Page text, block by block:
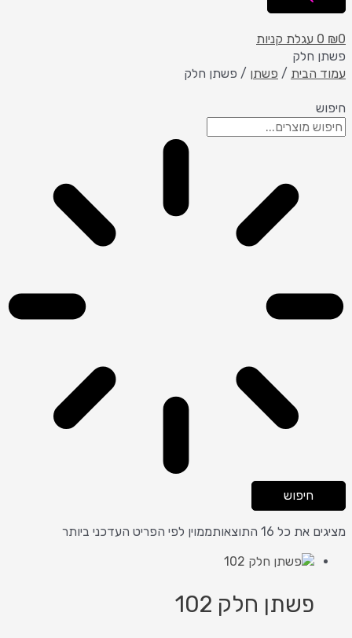
₪0
0 עגלת קניות
פשתן חלק
עמוד הבית / פשתן / פשתן חלק
חיפוש
חיפוש
מציגים את כל ⁦16⁩ התוצאות ממוין לפי הפריט העדכני ביותר
פשתן חלק 102